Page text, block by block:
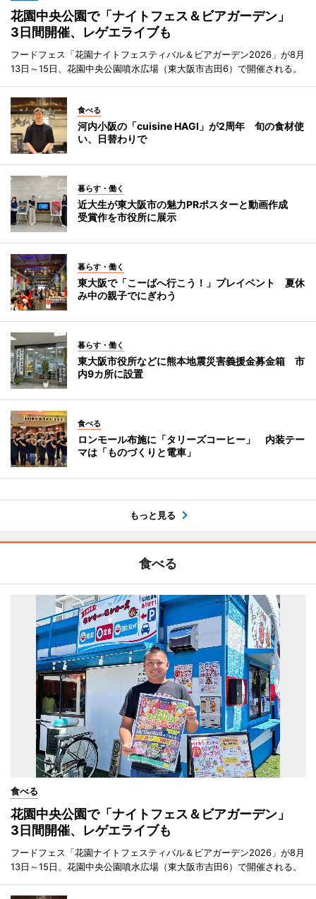
花園中央公園で「ナイトフェス＆ビアガーデン」
3日間開催、レゲエライブも
フードフェス「花園ナイトフェスティバル＆ビアガーデン2026」が8月
13日～15日、花園中央公園噴水広場（東大阪市吉田6）で開催される。
食べる
河内小阪の「cuisine HAGI」が2周年 旬の食材使
い、日替わりで
暮らす・働く
近大生が東大阪市の魅力PRポスターと動画作成
受賞作を市役所に展示
暮らす・働く
東大阪で「こーばへ行こう！」プレイベント 夏休
み中の親子でにぎわう
暮らす・働く
東大阪市役所などに熊本地震災害義援金募金箱 市
内9カ所に設置
食べる
ロンモール布施に「タリーズコーヒー」 内装テー
マは「ものづくりと電車」
もっと見る
食べる
食べる
花園中央公園で「ナイトフェス＆ビアガーデン」
3日間開催、レゲエライブも
フードフェス「花園ナイトフェスティバル＆ビアガーデン2026」が8月
13日～15日、花園中央公園噴水広場（東大阪市吉田6）で開催される。